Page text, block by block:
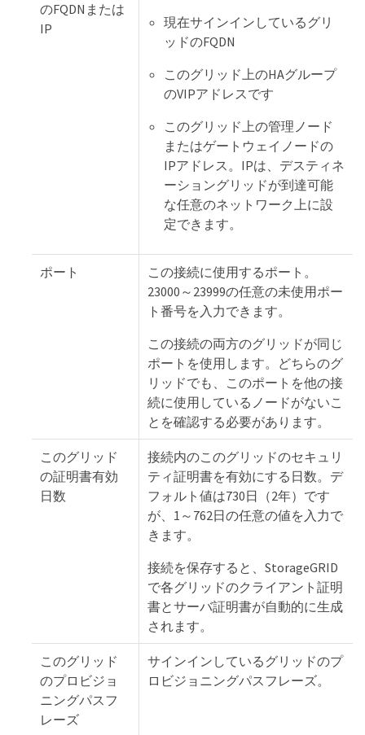
のFQDNまたは
IP
現在サインインしているグリ
ッドのFQDN
このグリッド上のHAグループ
のVIPアドレスです
このグリッド上の管理ノード
またはゲートウェイノードの
IPアドレス。IPは、デスティネ
ーショングリッドが到達可能
な任意のネットワーク上に設
定できます。
ポート
この接続に使用するポート。
23000～23999の任意の未使用ポー
ト番号を入力できます。
この接続の両方のグリッドが同じ
ポートを使用します。どちらのグ
リッドでも、このポートを他の接
続に使用しているノードがないこ
とを確認する必要があります。
このグリッド
の証明書有効
日数
接続内のこのグリッドのセキュリ
ティ証明書を有効にする日数。デ
フォルト値は730日（2年）です
が、1～762日の任意の値を入力で
きます。
接続を保存すると、StorageGRID
で各グリッドのクライアント証明
書とサーバ証明書が自動的に生成
されます。
このグリッド
のプロビジョ
ニングパスフ
レーズ
サインインしているグリッドのプ
ロビジョニングパスフレーズ。